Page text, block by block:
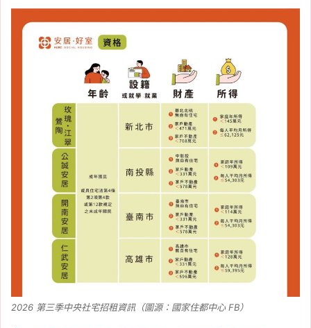
2026 第三季中央社宅招租資訊（圖源：國家住都中心 FB）